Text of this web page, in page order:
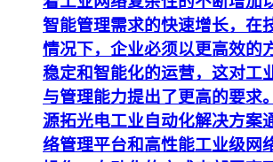
智能管理需求的快速增长，在
情况下，企业必须以更高效的
稳定和智能化的运营，这对工
与管理能力提出了更高的要求。
源拓光电工业自动化解决方案
络管理平台和高性能工业级网